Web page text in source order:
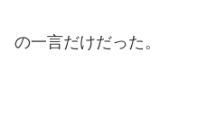
の一言だけだった。